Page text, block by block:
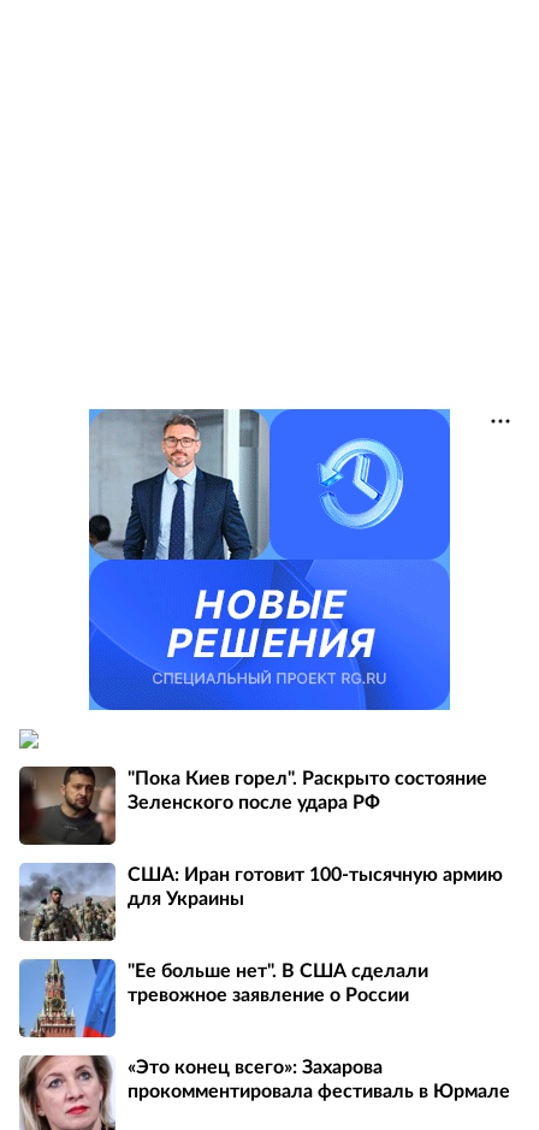
"Пока Киев горел". Раскрыто состояние
Зеленского после удара РФ
США: Иран готовит 100-тысячную армию
для Украины
"Ее больше нет". В США сделали
тревожное заявление о России
«Это конец всего»: Захарова
прокомментировала фестиваль в Юрмале